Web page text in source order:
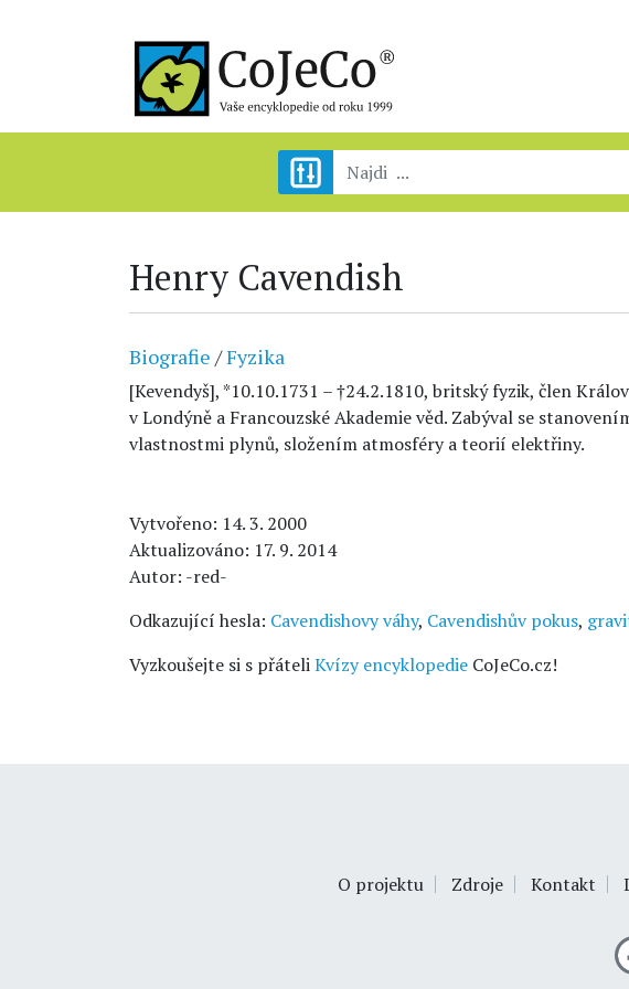
Henry Cavendish
Biografie /Fyzika
[Kevendyš], *10.10.1731 – †24.2.1810, britský fyzik, člen
v Londýně a Francouzské Akademie věd. Zabýval se
vlastnostmi plynů, složením atmosféry a teorií elektřiny.
Vytvořeno: 14. 3. 2000
Aktualizováno: 17. 9. 2014
Autor: -red-
Odkazující hesla: Cavendishovy váhy, Cavendishův pokus,
Vyzkoušejte si s přáteliKvízy encyklopedie CoJeCo.cz!
O projektu Zdroje Kontakt